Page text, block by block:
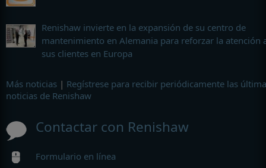
Renishaw invierte en la expansión de su centro de
mantenimiento en Alemania para reforzar la atención
sus clientes en Europa
Más noticias | Regístrese para recibir periódicamente las
noticias de Renishaw
Contactar con Renishaw
Formulario en línea